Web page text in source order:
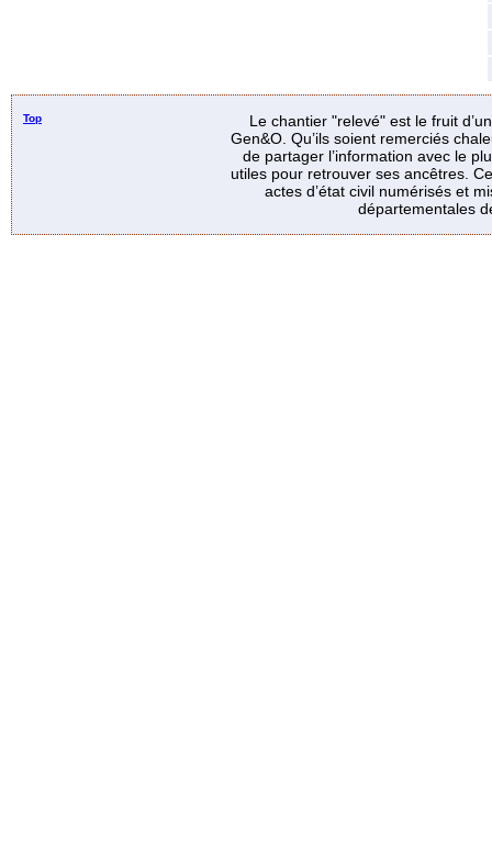
Top
Le chantier "relevé" est le fruit
Gen&O. Qu’ils soient remerciés
de partager l’information avec le
utiles pour retrouver ses ancêtres.
actes d’état civil numérisés et
départementales